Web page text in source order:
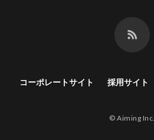
コーポレートサイト 採用サイト
© Aiming Inc.